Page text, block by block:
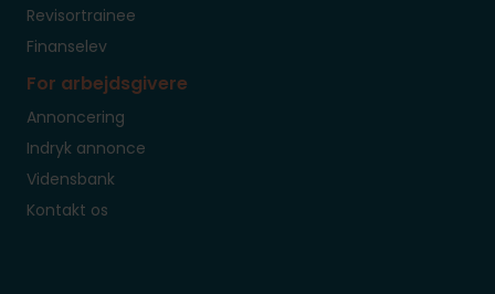
Revisortrainee
Finanselev
For arbejdsgivere
Annoncering
Indryk annonce
Vidensbank
Kontakt os